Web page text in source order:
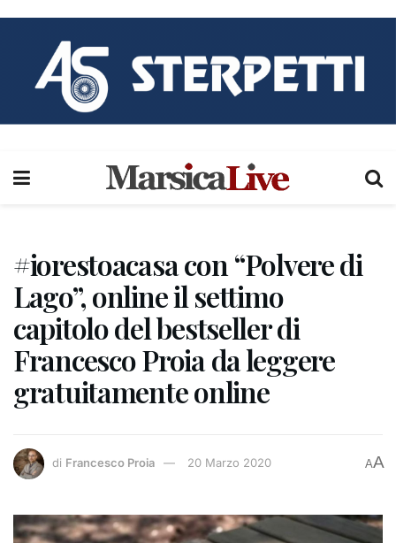
#iorestoacasa con “Polvere di
Lago”, online il settimo
capitolo del bestseller di
Francesco Proia da leggere
gratuitamente online
di Francesco Proia 20 Marzo 2020 AA